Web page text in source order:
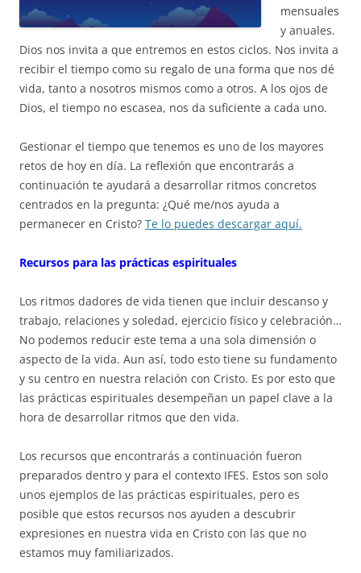
mensuales
y anuales.
Dios nos invita a que entremos en estos ciclos. Nos invita a
recibir el tiempo como su regalo de una forma que nos dé
vida, tanto a nosotros mismos como a otros. A los ojos de
Dios, el tiempo no escasea, nos da suficiente a cada uno.
Gestionar el tiempo que tenemos es uno de los mayores
retos de hoy en día. La reflexión que encontrarás a
continuación te ayudará a desarrollar ritmos concretos
centrados en la pregunta: ¿Qué me/nos ayuda a
permanecer en Cristo? Te lo puedes descargar aquí.
Recursos para las prácticas espirituales
Los ritmos dadores de vida tienen que incluir descanso y
trabajo, relaciones y soledad, ejercicio físico y celebración…
No podemos reducir este tema a una sola dimensión o
aspecto de la vida. Aun así, todo esto tiene su fundamento
y su centro en nuestra relación con Cristo. Es por esto que
las prácticas espirituales desempeñan un papel clave a la
hora de desarrollar ritmos que den vida.
Los recursos que encontrarás a continuación fueron
preparados dentro y para el contexto IFES. Estos son solo
unos ejemplos de las prácticas espirituales, pero es
posible que estos recursos nos ayuden a descubrir
expresiones en nuestra vida en Cristo con las que no
estamos muy familiarizados.